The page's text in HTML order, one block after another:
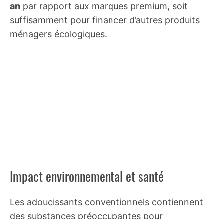
an par rapport aux marques premium, soit
suffisamment pour financer d’autres produits
ménagers écologiques.
Impact environnemental et santé
Les adoucissants conventionnels contiennent
des substances préoccupantes pour